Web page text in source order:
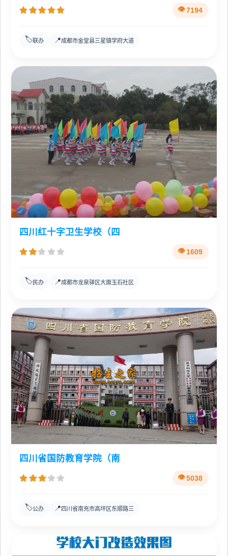
7194
🏷️联办 📍成都市金堂县三星镇学府大道
四川红十字卫生学校（四
1609
🏷️民办 📍成都市龙泉驿区大面玉石社区
四川省国防教育学院（南
5038
🏷️公办 📍 四川省南充市高坪区东顺路三